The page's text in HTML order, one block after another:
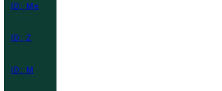
ID: Me
ID: Z
ID: M